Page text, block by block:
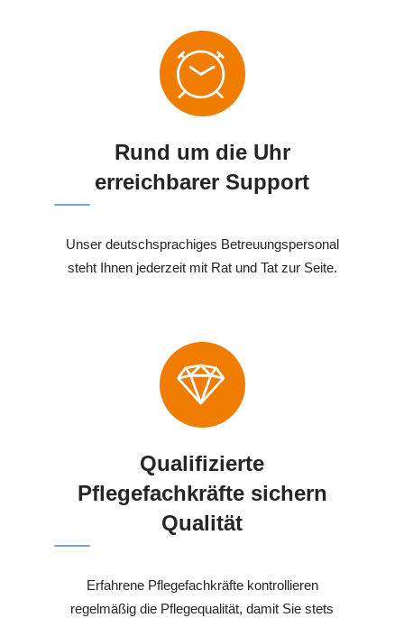
Rund um die Uhr
erreichbarer Support
Unser deutschsprachiges Betreuungspersonal
steht Ihnen jederzeit mit Rat und Tat zur Seite.
Qualifizierte
Pflegefachkräfte sichern
Qualität
Erfahrene Pflegefachkräfte kontrollieren
regelmäßig die Pflegequalität, damit Sie stets